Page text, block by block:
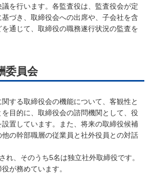
を行います。各監査役は、監査役会が定
づき、取締役会への出席や、子会社を含
通じて、取締役の職務遂行状況の監査を
委員会
する取締役会の機能について、客観性と
目的に、取締役会の諮問機関として、役
置しています。また、将来の取締役候補
の幹部職層の従業員と社外役員との対話
れ、そのうち5名は独立社外取締役です。
が務めています。